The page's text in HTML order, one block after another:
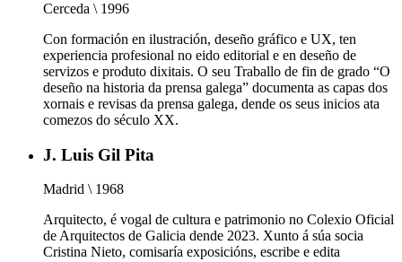
Cerceda \ 1996
Con formación en ilustración, deseño gráfico e UX, ten
experiencia profesional no eido editorial e en deseño de
servizos e produto dixitais. O seu Traballo de fin de grado “O
deseño na historia da prensa galega” documenta as capas dos
xornais e revisas da prensa galega, dende os seus inicios ata
comezos do século XX.
J. Luis Gil Pita
Madrid \ 1968
Arquitecto, é vogal de cultura e patrimonio no Colexio Oficial
de Arquitectos de Galicia dende 2023. Xunto á súa socia
Cristina Nieto, comisaría exposicións, escribe e edita